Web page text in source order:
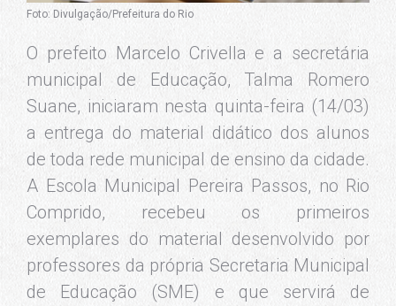
Foto: Divulgação/Prefeitura do Rio
O prefeito Marcelo Crivella e a secretária
municipal de Educação, Talma Romero
Suane, iniciaram nesta quinta-feira (14/03)
a entrega do material didático dos alunos
de toda rede municipal de ensino da cidade.
A Escola Municipal Pereira Passos, no Rio
Comprido, recebeu os primeiros
exemplares do material desenvolvido por
professores da própria Secretaria Municipal
de Educação (SME) e que servirá de